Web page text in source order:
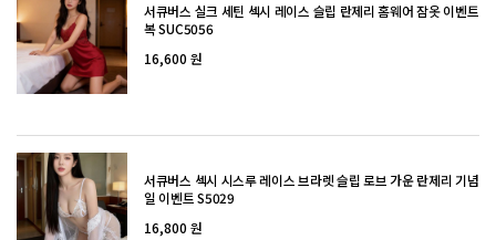
서큐버스 실크 세틴 섹시 레이스 슬립 란제리 홈웨어 잠옷 이벤트
복 SUC5056
16,600 원
서큐버스 섹시 시스루 레이스 브라렛 슬립 로브 가운 란제리 기념
일 이벤트 S5029
16,800 원